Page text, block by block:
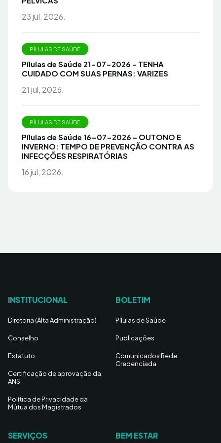
23 jul, 2026.
PÍLULAS DE SAÚDE
Pílulas de Saúde 21-07-2026 – TENHA
CUIDADO COM SUAS PERNAS: VARIZES
21 jul, 2026.
PÍLULAS DE SAÚDE
Pílulas de Saúde 16-07-2026 – OUTONO E
INVERNO: TEMPO DE PREVENÇÃO CONTRA AS
INFECÇÕES RESPIRATÓRIAS
16 jul, 2026.
INSTITUCIONAL
Diretoria (Alta Administração)
Conselho
Estatuto
Certificação de aprovação da
ANS
Política de Privacidade da
Mútua dos Magistrados
BOLETIM
Pílulas de Saúde
Publicações
Comunicados Rede
Credenciada
SERVIÇOS BEM ESTAR